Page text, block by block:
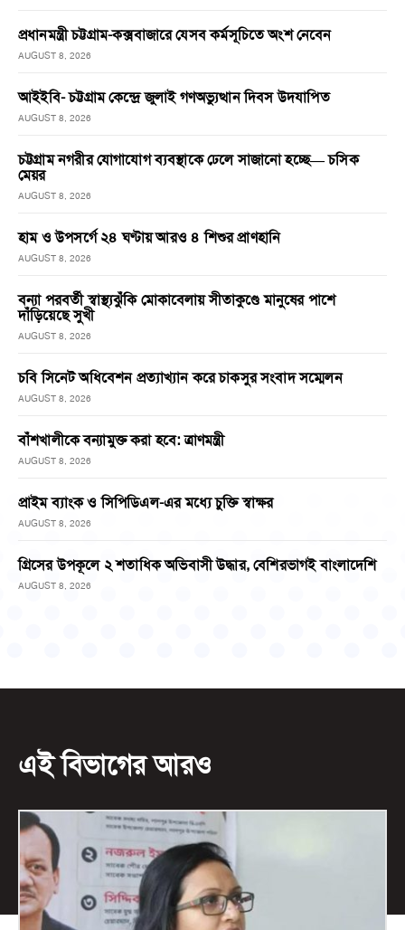
প্রধানমন্ত্রী চট্টগ্রাম-কক্সবাজারে যেসব কর্মসূচিতে অংশ নেবেন
AUGUST 8, 2026
আইইবি- চট্টগ্রাম কেন্দ্রে জুলাই গণঅভ্যুত্থান দিবস উদযাপিত
AUGUST 8, 2026
চট্টগ্রাম নগরীর যোগাযোগ ব্যবস্থাকে ঢেলে সাজানো হচ্ছে— চসিক
মেয়র
AUGUST 8, 2026
হাম ও উপসর্গে ২৪ ঘণ্টায় আরও ৪ শিশুর প্রাণহানি
AUGUST 8, 2026
বন্যা পরবর্তী স্বাস্থ্যঝুঁকি মোকাবেলায় সীতাকুণ্ডে মানুষের পাশে
দাঁড়িয়েছে সুখী
AUGUST 8, 2026
চবি সিনেট অধিবেশন প্রত্যাখ্যান করে চাকসুর সংবাদ সম্মেলন
AUGUST 8, 2026
বাঁশখালীকে বন্যামুক্ত করা হবে: ত্রাণমন্ত্রী
AUGUST 8, 2026
প্রাইম ব্যাংক ও সিপিডিএল-এর মধ্যে চুক্তি স্বাক্ষর
AUGUST 8, 2026
গ্রিসের উপকূলে ২ শতাধিক অভিবাসী উদ্ধার, বেশিরভাগই বাংলাদেশি
AUGUST 8, 2026
এই বিভাগের আরও